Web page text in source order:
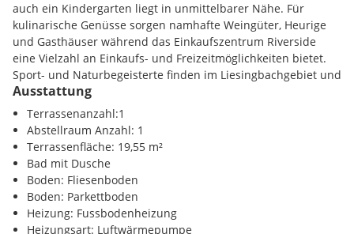
Besonders hervorzuheben ist die großzügige Terrasse mit
Blick in den begrünten Innenbereich der Wohnanlage. Dieser
sorgt nicht nur für eine angenehme Aufenthaltsqualität im
Außenbereich, sondern trägt auch wesentlich zur Ruhe der
Wohnung bei, da sie vollständig von der Straße abgewandt
Die Kombination aus nachhaltiger Bauweise, durchdachtem
Grundriss, lichtdurchfluteten Räumen und der ruhigen
Innenhoflage macht diese Wohnung zu einem attraktiven
Zuhause mit hoher Wohnqualität.
auch ein Kindergarten liegt in unmittelbarer Nähe. Für
kulinarische Genüsse sorgen namhafte Weingüter, Heurige
und Gasthäuser während das Einkaufszentrum Riverside
eine Vielzahl an Einkaufs- und Freizeitmöglichkeiten bietet.
Sport- und Naturbegeisterte finden im Liesingbachgebiet und
im neu geschaffenen Stadtpark Atzgersdorf ideale Orte für
Spaziergänge, Laufrunden und Erholung. Selbst das beliebte
Liesinger Bad ist mit dem Fahrrad in weniger als zehn
Minuten erreichbar.
Der nahegelegene Autobus bringt Sie in nur 13 Minuten nach
Hietzing, und der Schnellbahn-Bahnhof Atzgersdorf ist
lediglich eine kurze Spazierstrecke oder eine zweiminütige
Busfahrt entfernt. Von dort aus erreichen Sie die zentralen
Ausstattung
Terrassenanzahl:1
Abstellraum Anzahl: 1
Terrassenfläche: 19,55 m²
Bad mit Dusche
Boden: Fliesenboden
Boden: Parkettboden
Heizung: Fussbodenheizung
Heizungsart: Luftwärmepumpe